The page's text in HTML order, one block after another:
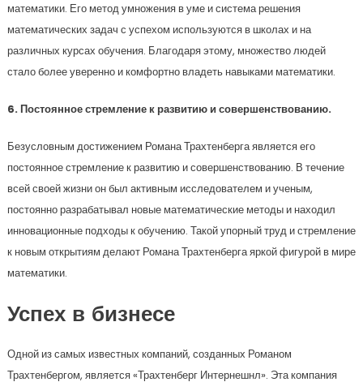
математики. Его метод умножения в уме и система решения
математических задач с успехом используются в школах и на
различных курсах обучения. Благодаря этому, множество людей
стало более уверенно и комфортно владеть навыками математики.
6. Постоянное стремление к развитию и совершенствованию.
Безусловным достижением Романа Трахтенберга является его
постоянное стремление к развитию и совершенствованию. В течение
всей своей жизни он был активным исследователем и ученым,
постоянно разрабатывал новые математические методы и находил
инновационные подходы к обучению. Такой упорный труд и стремление
к новым открытиям делают Романа Трахтенберга яркой фигурой в мире
математики.
Успех в бизнесе
Одной из самых известных компаний, созданных Романом
Трахтенбергом, является «Трахтенберг Интернешнл». Эта компания